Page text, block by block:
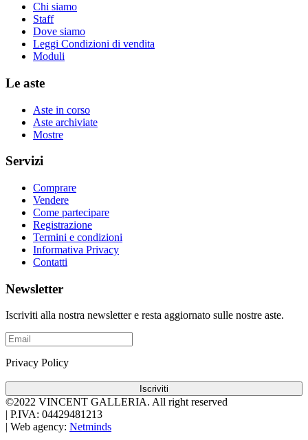
Chi siamo
Staff
Dove siamo
Leggi Condizioni di vendita
Moduli
Le aste
Aste in corso
Aste archiviate
Mostre
Servizi
Comprare
Vendere
Come partecipare
Registrazione
Termini e condizioni
Informativa Privacy
Contatti
Newsletter
Iscriviti alla nostra newsletter e resta aggiornato sulle nostre aste.
Privacy Policy
Iscriviti
©2022 VINCENT GALLERIA. All right reserved
P.IVA: 04429481213
Web agency: Netminds